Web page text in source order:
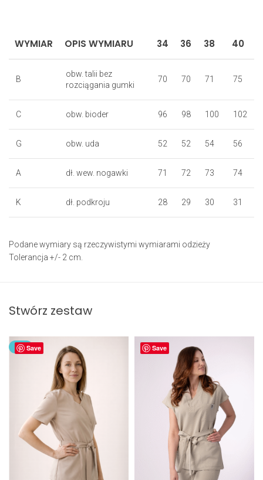
WYMIAR OPIS WYMIARU 34 36 38 40
B
obw. talii bez
rozciągania gumki
70 70 71 75
C obw. bioder 96 98 100 102
G obw. uda 52 52 54 56
A dł. wew. nogawki 71 72 73 74
K dł. podkroju 28 29 30 31
Podane wymiary są rzeczywistymi wymiarami odzieży
Tolerancja +/- 2 cm.
Stwórz zestaw
Save
NEW Save